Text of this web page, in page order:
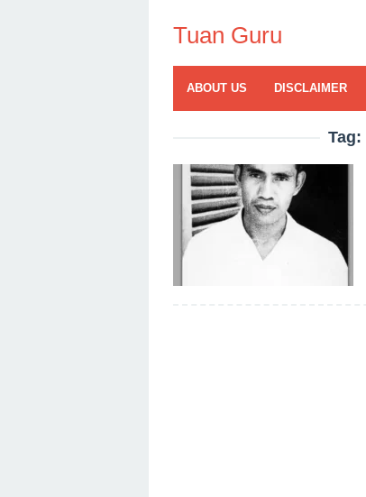
contentTuan Guru
ABOUT US DISCLAIMER
Tag: